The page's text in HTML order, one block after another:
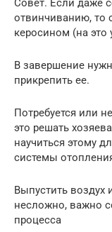
Совет. Если даже
отвинчиванию, то
керосином (на это
В завершение
прикрепить ее.
Потребуется или
это решать
научиться этому
системы
Выпустить воздух
несложно, важно
процесса